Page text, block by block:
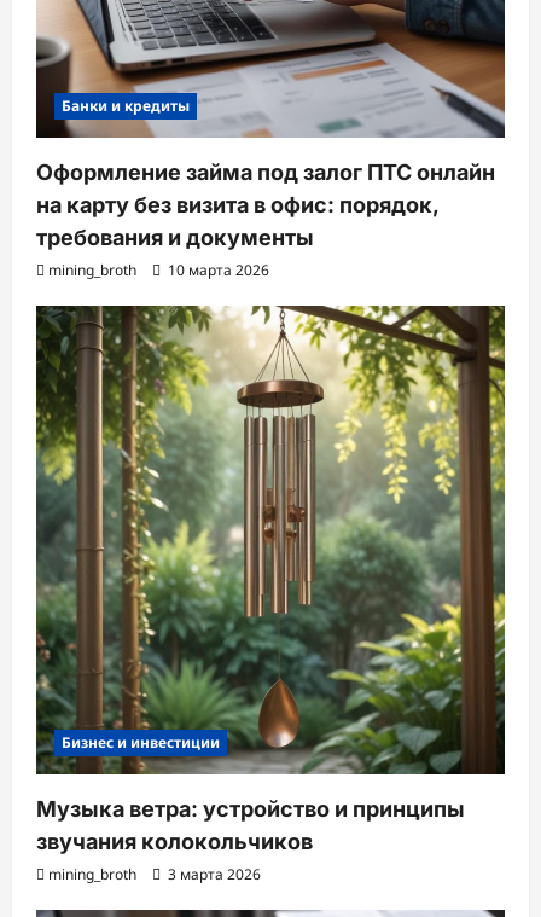
Банки и кредиты
Оформление займа под залог ПТС онлайн
на карту без визита в офис: порядок,
требования и документы
mining_broth 10 марта 2026
Бизнес и инвестиции
Музыка ветра: устройство и принципы
звучания колокольчиков
mining_broth 3 марта 2026